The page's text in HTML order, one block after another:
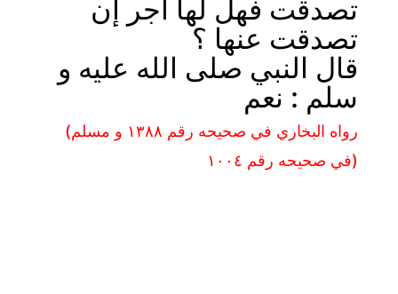
تصدقت فهل لها أجر إن
تصدقت عنها ؟
قال النبي صلى الله عليه و
سلم : نعم
(رواه البخاري في صحيحه رقم ١٣٨٨ و مسلم
في صحيحه رقم ١٠٠٤)